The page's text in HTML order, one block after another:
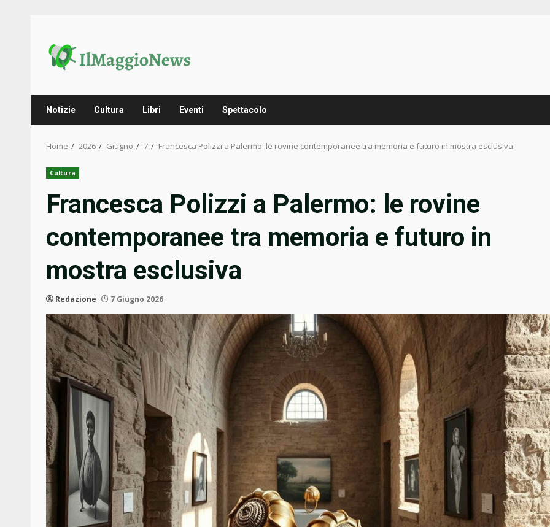
content
Notizie Cultura Libri Eventi Spettacolo
Home 2026 Giugno 7 Francesca Polizzi a Palermo: le rovine contemporanee tra memoria e futuro in mostra esclusiva
Cultura
Francesca Polizzi a Palermo: le rovine
contemporanee tra memoria e futuro in
mostra esclusiva
Redazione 7 Giugno 2026